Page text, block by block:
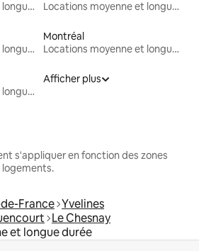
Locations moyenne et longue durée
Locations moyenne et longue durée
Locations moyenne et longue durée
Montréal
Locations moyenne et longue durée
Locations moyenne et longue durée
Afficher plus
s'appliquer en fonction des zones
France Yvelines
Le Chesnay
et longue durée